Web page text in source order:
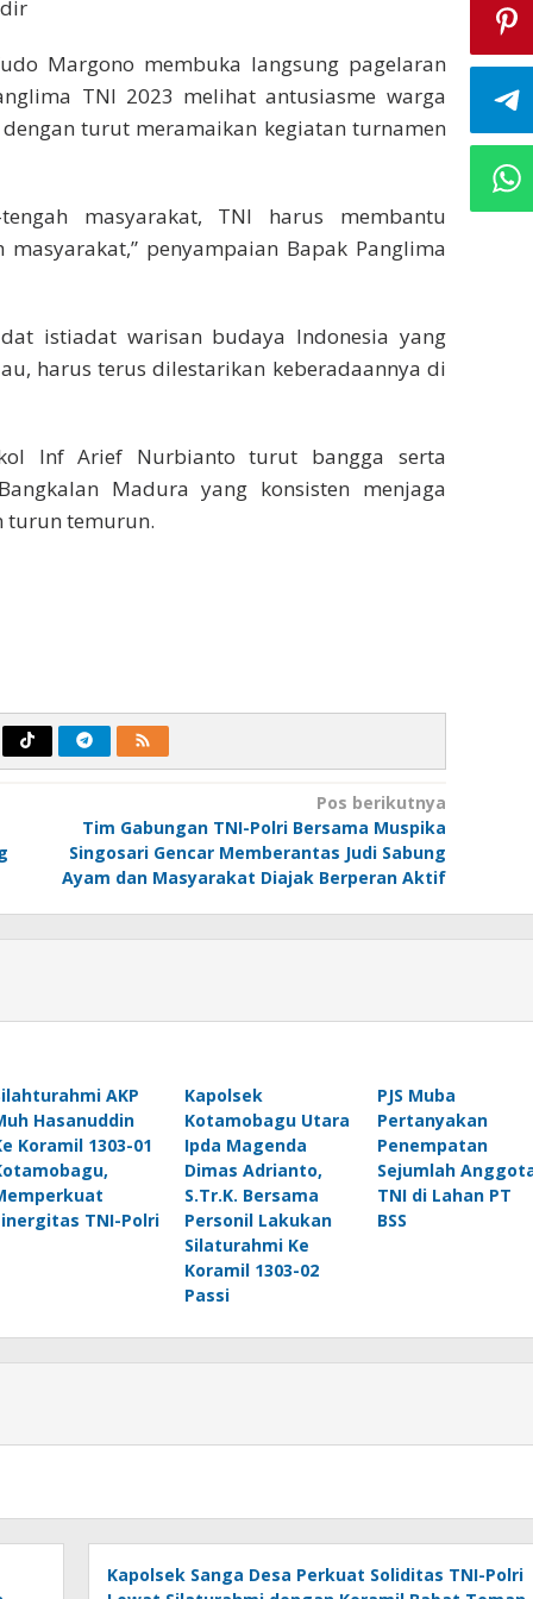
Margono membuka langsung pagelaran
TNI 2023 melihat antusiasme warga
turut meramaikan kegiatan turnamen
masyarakat, TNI harus membantu
penyampaian Bapak Panglima
istiadat warisan budaya Indonesia yang
harus terus dilestarikan keberadaannya di
Inf Arief Nurbianto turut bangga serta
Madura yang konsisten menjaga
turun temurun.
Pos berikutnya
Tim Gabungan TNI-Polri Bersama Muspika
Singosari Gencar Memberantas Judi Sabung
Ayam dan Masyarakat Diajak Berperan Aktif
AKP
Hasanuddin
Koramil 1303-01
TNI-Polri
Kapolsek
Kotamobagu Utara
Ipda Magenda
Dimas Adrianto,
S.Tr.K. Bersama
Personil Lakukan
Silaturahmi Ke
Koramil 1303-02
Passi
PJS Muba
Pertanyakan
Penempatan
Sejumlah
TNI di Lahan PT
BSS
Kapolsek Sanga Desa Perkuat Soliditas TNI-Polri